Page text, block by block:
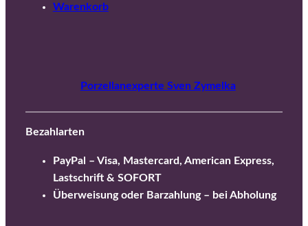
Warenkorb
Porzellanexperte Sven Zymelka
Bezahlarten
PayPal – Visa, Mastercard, American Express,
Lastschrift & SOFORT
Überweisung oder Barzahlung – bei Abholung